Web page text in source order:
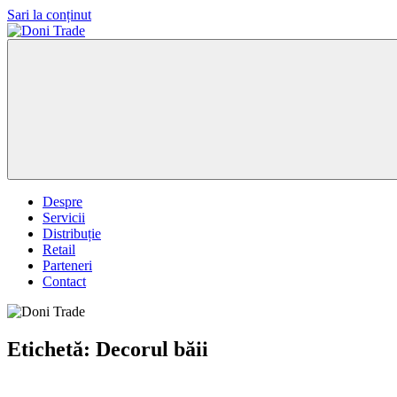
Sari la conținut
Despre
Servicii
Distribuție
Retail
Parteneri
Contact
Etichetă: Decorul băii